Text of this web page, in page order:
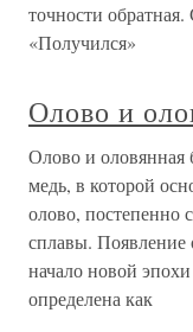
точности
«Получился»
Олово и
Олово и оловянная
медь, в которой
олово, постепенно
сплавы. Появление
начало новой
определена как